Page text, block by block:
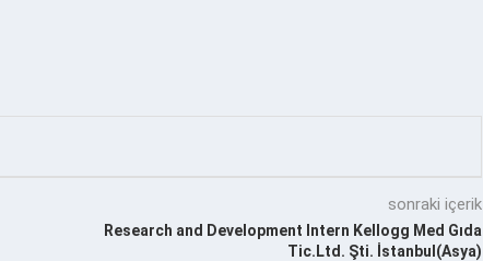
sonraki içerik
Research and Development Intern Kellogg Med Gıda
Tic.Ltd. Şti. İstanbul(Asya)